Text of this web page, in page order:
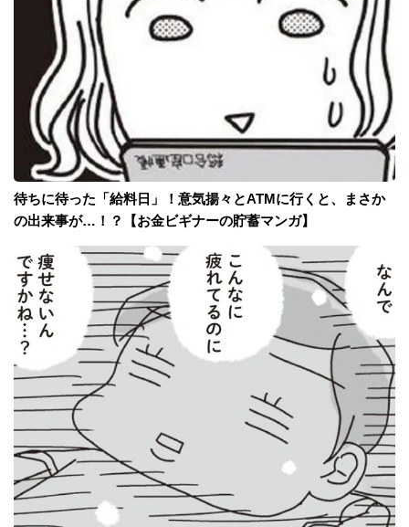
待ちに待った「給料日」！意気揚々とATMに行くと、まさか
の出来事が…！？【お金ビギナーの貯蓄マンガ】